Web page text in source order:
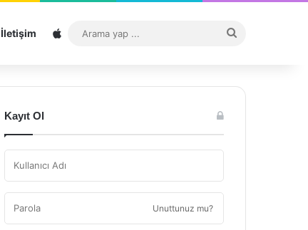
İletişim Sitemap
...
Kayıt Ol
Unuttunuz mu?